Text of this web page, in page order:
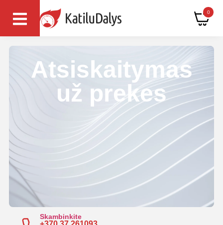
0
Atsiskaitymas
už prekes
Skambinkite